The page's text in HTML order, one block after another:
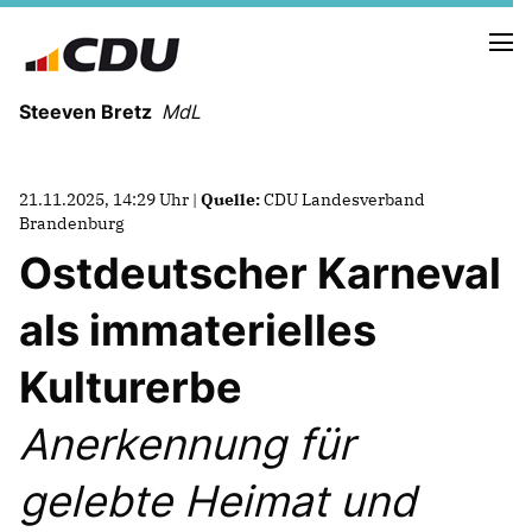
Steeven Bretz MdL
VITA
WAHLKREISBESUCHE
PRESSEFOTOS
MEIN BÜRGERBÜRO
MEIN WAHLKREIS
ZIELE
Redebeiträge
21.11.2025, 14:29 Uhr | Quelle:CDU Landesverband
Brandenburg
Ostdeutscher Karneval
als immaterielles
Kulturerbe
Anerkennung für
gelebte Heimat und